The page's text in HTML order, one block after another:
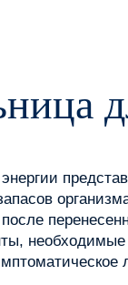
после